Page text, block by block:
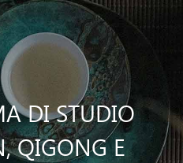
DI STUDIO
QIGONG E